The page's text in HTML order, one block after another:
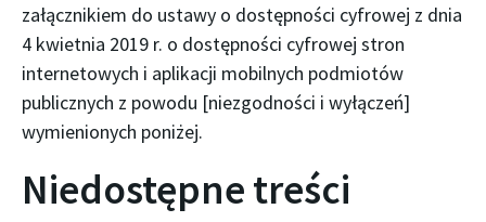
załącznikiem do ustawy o dostępności cyfrowej z dnia
4 kwietnia 2019 r. o dostępności cyfrowej stron
internetowych i aplikacji mobilnych podmiotów
publicznych z powodu [niezgodności i wyłączeń]
wymienionych poniżej.
Niedostępne treści